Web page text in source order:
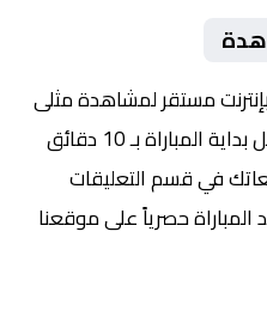
مستقر لمشاهدة مثلى
المباراة بـ 10 دقائق
في قسم التعليقات
المباراة حصرياً على موقعنا